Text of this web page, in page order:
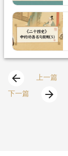
arrow_back
上一篇
下一篇
arrow_forward